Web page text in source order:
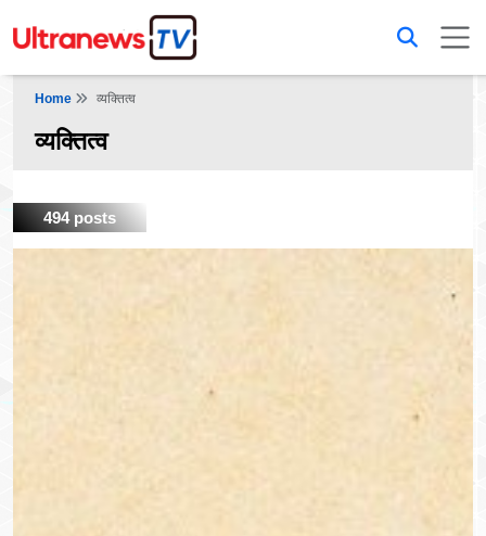
Home व्यक्तित्व
व्यक्तित्व
494 posts